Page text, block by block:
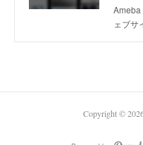
Ameba
ェブサ
Copyright ©